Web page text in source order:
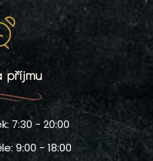
příjmu
7:30 - 20:00
9:00 - 18:00